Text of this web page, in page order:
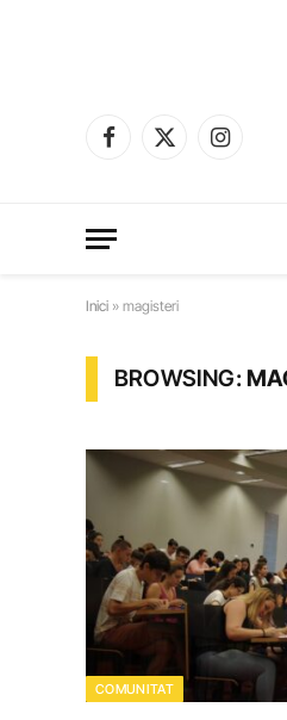
Facebook
X
Instagram
Inici » magisteri
BROWSING:
COMUNITAT